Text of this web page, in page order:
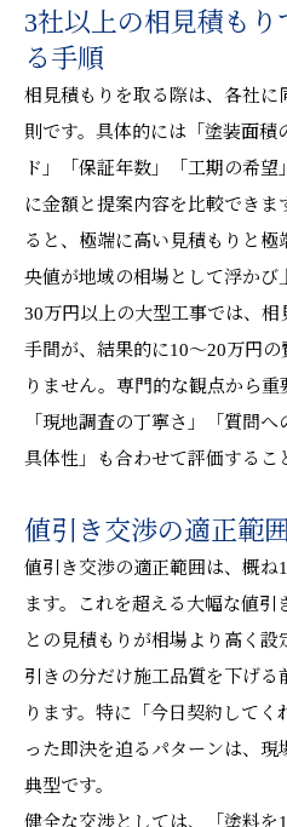
3社以上の相見積も
る手順
相見積もりを取る際は、各社
則です。具体的には「塗装面積
ド」「保証年数」「工期の希
に金額と提案内容を比較できま
ると、極端に高い見積もりと
央値が地域の相場として浮かび
30万円以上の大型工事では、
手間が、結果的に10〜20万円
りません。専門的な観点から重
「現地調査の丁寧さ」「質問
具体性」も合わせて評価するこ
値引き交渉の適正範
値引き交渉の適正範囲は、概ね
ます。これを超える大幅な値引
との見積もりが相場より高く
引きの分だけ施工品質を下げる
ります。特に「今日契約して
った即決を迫るパターンは、現
典型です。
健全な交渉としては、「塗料を